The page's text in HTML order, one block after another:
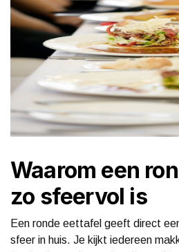
Waarom een
zo sfeervol is
Een ronde eettafel geeft direct
sfeer in huis. Je kijkt iedereen